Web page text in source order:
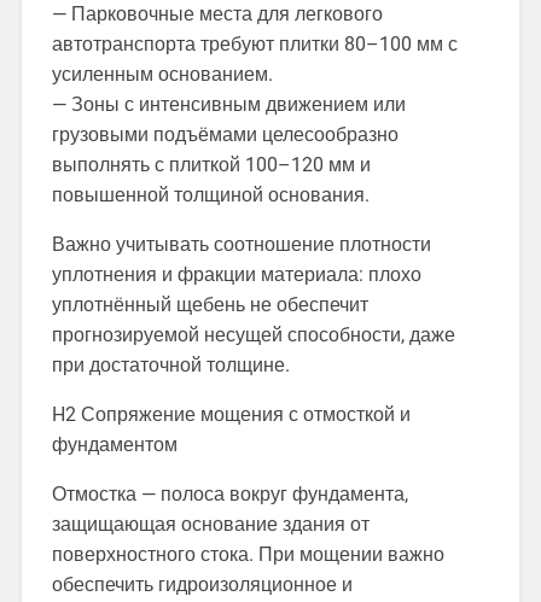
— Парковочные места для легкового
автотранспорта требуют плитки 80–100 мм с
усиленным основанием.
— Зоны с интенсивным движением или
грузовыми подъёмами целесообразно
выполнять с плиткой 100–120 мм и
повышенной толщиной основания.
Важно учитывать соотношение плотности
уплотнения и фракции материала: плохо
уплотнённый щебень не обеспечит
прогнозируемой несущей способности, даже
при достаточной толщине.
H2 Сопряжение мощения с отмосткой и
фундаментом
Отмостка — полоса вокруг фундамента,
защищающая основание здания от
поверхностного стока. При мощении важно
обеспечить гидроизоляционное и